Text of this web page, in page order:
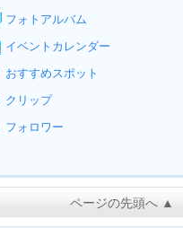
フォトアルバム
イベントカレンダー
おすすめスポット
クリップ
フォロワー
ページの先頭へ ▲